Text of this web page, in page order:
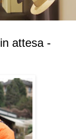
attesa -